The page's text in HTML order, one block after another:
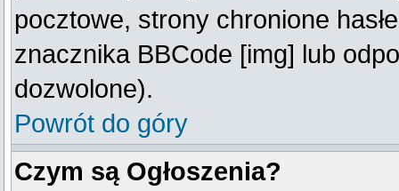
pocztowe, strony chronione
znacznika BBCode [img] lub
dozwolone).
Powrót do góry
Czym są Ogłoszenia?